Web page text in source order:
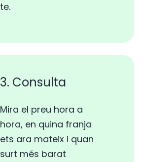
te.
3. Consulta
Mira el preu hora a
hora, en quina franja
ets ara mateix i quan
surt més barat